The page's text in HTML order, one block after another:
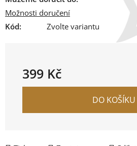
Možnosti doručení
Kód:
Zvolte variantu
399 Kč
Měrná cena:
DO KOŠÍKU